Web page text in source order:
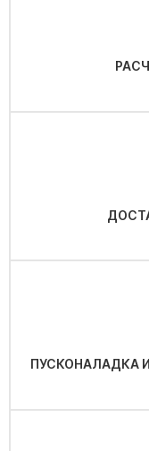
ПУСКОНАЛАДКА